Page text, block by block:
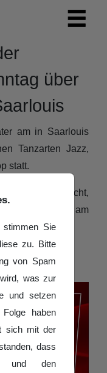
über
am in Saarlouis
Tanzarten Jazz,
statt.
Hier der Bericht,
am Sonntag" am
stimmen Sie
zu. Bitte
von Spam
was zur
und setzen
haben
sich mit der
dass
und den